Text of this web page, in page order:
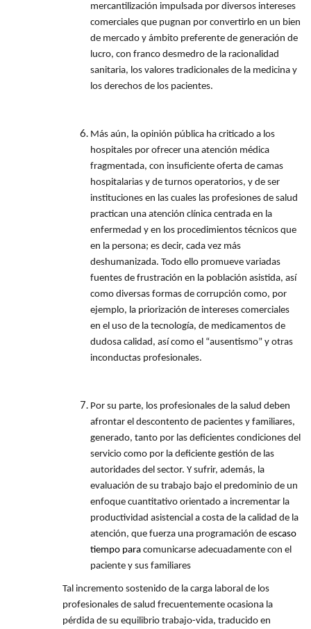
mercantilización impulsada por diversos intereses
comerciales que pugnan por convertirlo en un bien
de mercado y ámbito preferente de generación de
lucro, con franco desmedro de la racionalidad
sanitaria, los valores tradicionales de la medicina y
los derechos de los pacientes.
Más aún, la opinión pública ha criticado a los
hospitales por ofrecer una atención médica
fragmentada, con insuficiente oferta de camas
hospitalarias y de turnos operatorios, y de ser
instituciones en las cuales las profesiones de salud
practican una atención clínica centrada en la
enfermedad y en los procedimientos técnicos que
en la persona; es decir, cada vez más
deshumanizada. Todo ello promueve variadas
fuentes de frustración en la población asistida, así
como diversas formas de corrupción como, por
ejemplo, la priorización de intereses comerciales
en el uso de la tecnología, de medicamentos de
dudosa calidad, así como el “ausentismo” y otras
inconductas profesionales.
Por su parte, los profesionales de la salud deben
afrontar el descontento de pacientes y familiares,
generado, tanto por las deficientes condiciones del
servicio como por la deficiente gestión de las
autoridades del sector. Y sufrir, además, la
evaluación de su trabajo bajo el predominio de un
enfoque cuantitativo orientado a incrementar la
productividad asistencial a costa de la calidad de la
atención, que fuerza una programación de escaso
tiempo para comunicarse adecuadamente con el
paciente y sus familiares
Tal incremento sostenido de la carga laboral de los
profesionales de salud frecuentemente ocasiona la
pérdida de su equilibrio trabajo-vida, traducido en